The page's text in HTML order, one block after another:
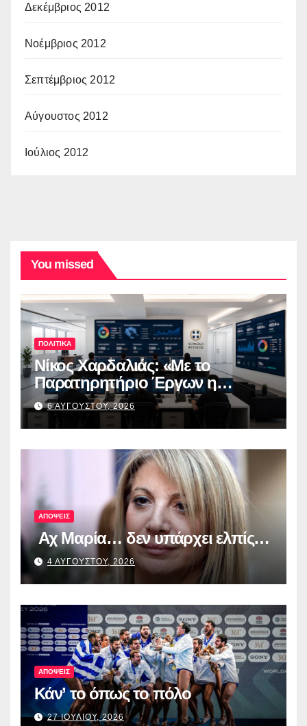
Δεκέμβριος 2012
Νοέμβριος 2012
Σεπτέμβριος 2012
Αύγουστος 2012
Ιούλιος 2012
You missed
ΠΟΛΙΤΙΚΑ
Νίκος Χαρδαλιάς: «Με το
Παρατηρητήριο Έργων η
Περιφέρεια Αττικής αποκτά ένα
από τα πρώτα ολοκληρωμένα
ψηφιακά εργαλεία στην Ευρώπη
για τη διαφάνεια και τη
λογοδοσία»
6 ΑΥΓΟΥΣΤΟΥ, 2026
ΑΠΟΨΕΙΣ
Αχ Μαρία… δεν υπάρχει ελπίς…
4 ΑΥΓΟΥΣΤΟΥ, 2026
ΑΠΟΨΕΙΣ
Κάν’ το όπως το πόλο
27 ΙΟΥΛΙΟΥ, 2026